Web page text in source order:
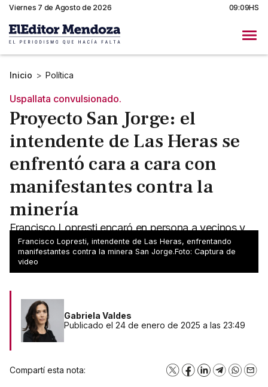
Viernes 7 de Agosto de 2026 09:09HS
Inicio > Política
Uspallata convulsionado.
Proyecto San Jorge: el
intendente de Las Heras se
enfrentó cara a cara con
manifestantes contra la
minería
Francisco Lopresti encaró en persona a vecinos y
asambleístas que se manifestaron contra el
proyecto San Jorge.
Francisco Lopresti, intendente de Las Heras, enfrentando
manifestantes contra la minera San Jorge.Foto: Captura de
video
Gabriela Valdes
Publicado el 24 de enero de 2025 a las 23:49
Compartí esta nota: X Facebook
LinkedInTelegram